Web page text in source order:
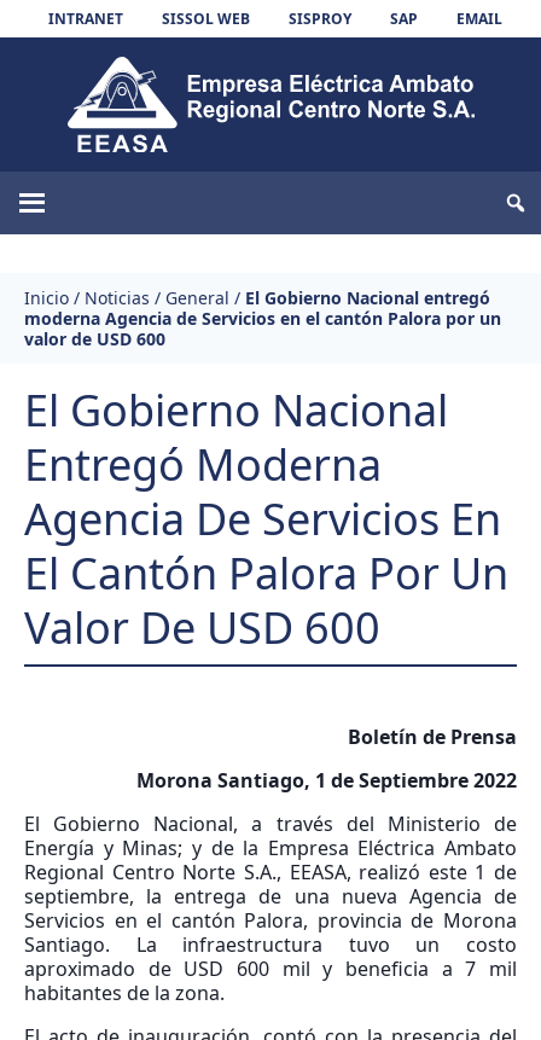
Skip to content
INTRANET SISSOL WEB SISPROY SAP EMAIL
EEASA
Inicio / Noticias / General / El Gobierno Nacional entregó
moderna Agencia de Servicios en el cantón Palora por un
valor de USD 600
El Gobierno Nacional
Entregó Moderna
Agencia De Servicios En
El Cantón Palora Por Un
Valor De USD 600
Boletín de Prensa
Morona Santiago, 1 de Septiembre 2022
El Gobierno Nacional, a través del Ministerio de
Energía y Minas; y de la Empresa Eléctrica Ambato
Regional Centro Norte S.A., EEASA, realizó este 1 de
septiembre, la entrega de una nueva Agencia de
Servicios en el cantón Palora, provincia de Morona
Santiago. La infraestructura tuvo un costo
aproximado de USD 600 mil y beneficia a 7 mil
habitantes de la zona.